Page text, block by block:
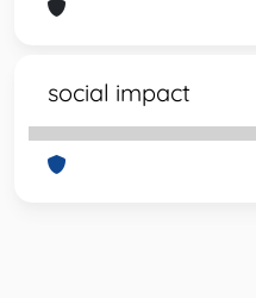
social impact